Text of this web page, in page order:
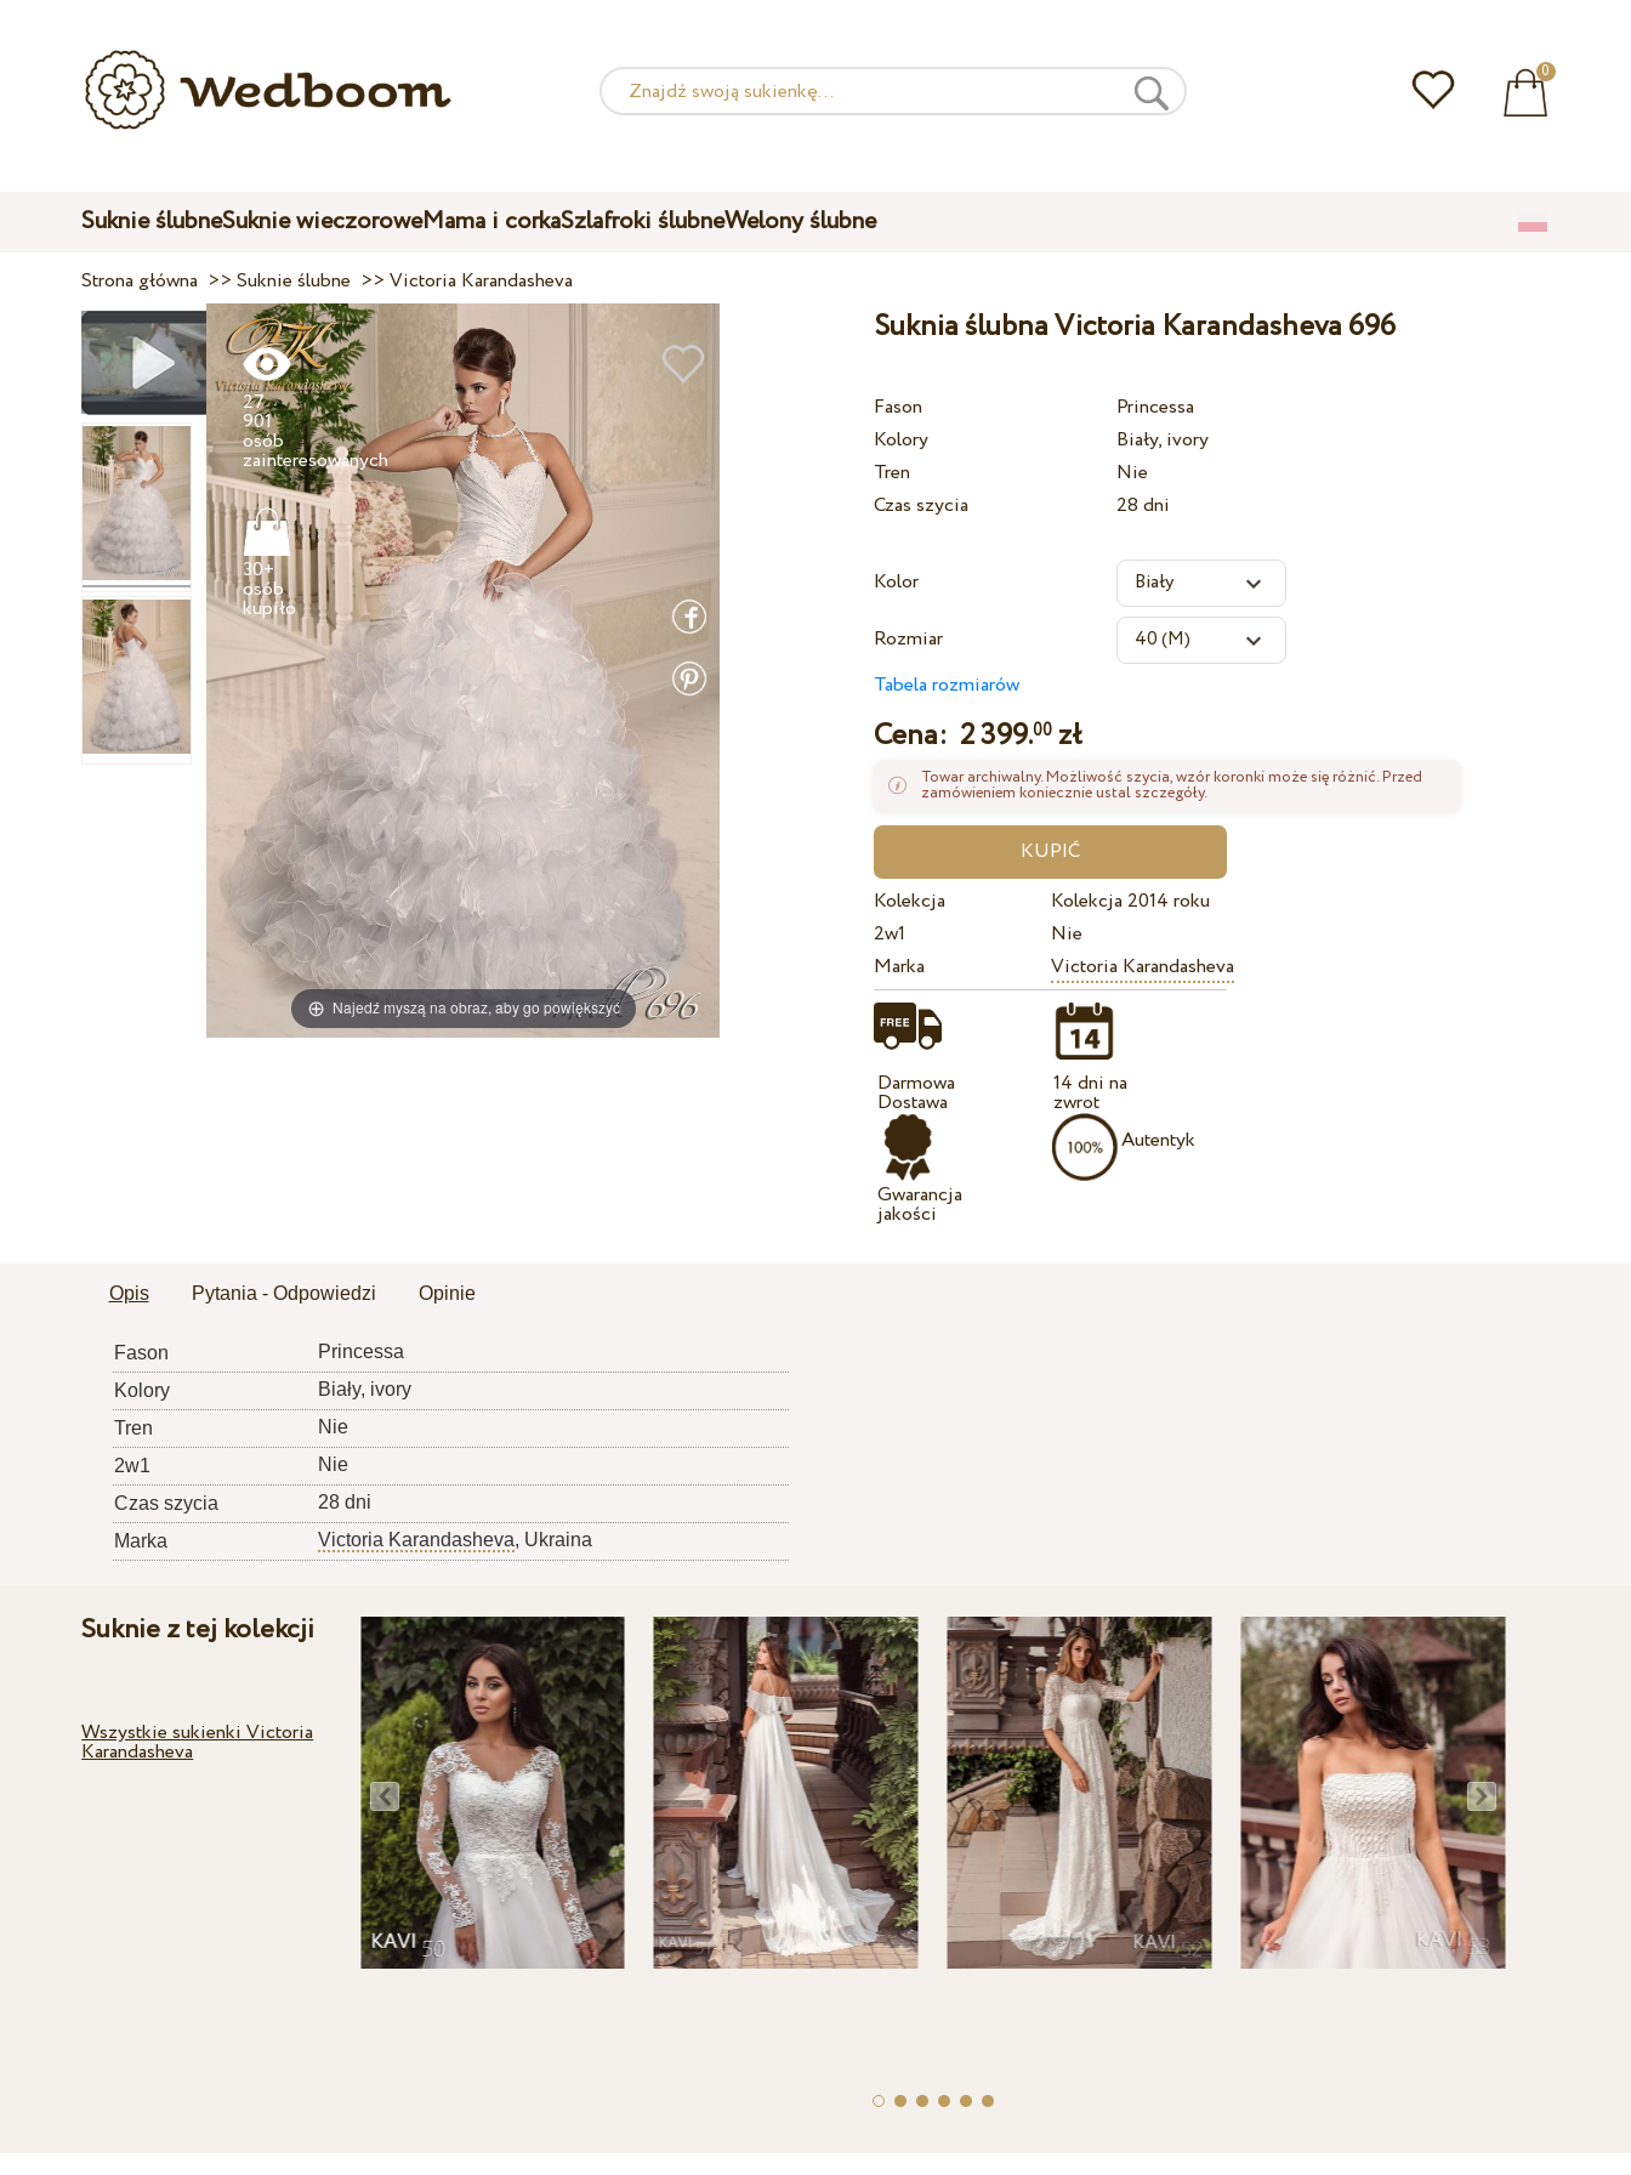
0
Suknie ślubneSuknie wieczoroweMama i corkaSzlafroki ślubneWelony ślubne
Strona główna >>Suknie ślubne >>Victoria Karandasheva
Najedź myszą na obraz, aby go powiększyć
27
901
osób
zainteresowanych
30+
osób
kupiło
Suknia ślubna Victoria Karandasheva 696
Fason
Princessa
Kolory
Biały, ivory
Tren
Nie
Czas szycia
28 dni
Kolor
Rozmiar
Tabela rozmiarów
Cena: 2 399.00 zł
Towar archiwalny. Możliwość szycia, wzór koronki może się różnić. Przed
zamówieniem koniecznie ustal szczegóły.
Kolekcja
Kolekcja 2014 roku
2w1
Nie
Marka
Victoria Karandasheva
Darmowa
Dostawa
Gwarancja
jakości
14 dni na
zwrot
Autentyk
Opis Pytania - Odpowiedzi Opinie
Fason
Princessa
Kolory
Biały, ivory
Tren
Nie
2w1
Nie
Czas szycia
28 dni
Marka
Victoria Karandasheva, Ukraina
Suknie z tej kolekcji
Wszystkie sukienki Victoria
Karandasheva